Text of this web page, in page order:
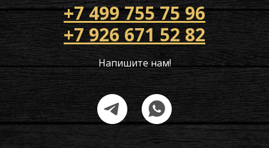
+7 499 755 75 96
+7 926 671 52 82
Напишите нам!